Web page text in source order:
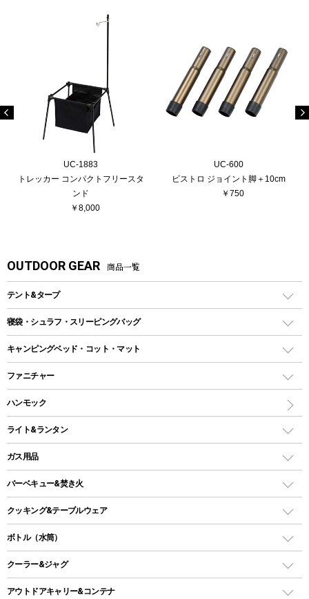
UC-1883
トレッカー コンパクトフリースタ
ンド
￥8,000
UC-600
ビストロ ジョイント脚＋10cm
￥750
OUTDOOR GEAR 商品一覧
テント&タープ
テント
ツールームテント
ワンポールテント
シェルターテント
ロッジ型・オリジナルテント
タープ
スクエアタープ（レクタタープ）
メッシュタープ
自立式タープ
寝袋・シュラフ・スリーピングバッグ
レクタングラー型（封筒型）シュラフ
インナーシュラフ
キャンピングベッド・コット・マット
キャンピングベッド・コット
インフレータブルマット
ファニチャー
アウトドアテーブル
レジャーシート
ハンモック
ライト&ランタン
LEDランタン
ガスランタン
オイルランタン
LEDライト
ヘッドライト
キャンドル
ガス用品
ガスバーナー
ガス缶
ガストーチ、ライター
バーベキュー&焚き火
バーベキューコンロ、グリル
焚き火台タイプ（ロースタイル）グリル
卓上タイプグリル
パーティータイプグリル
クッキング&テーブルウェア
ダッチオーブン
ホットサンドメーカー
ボトル（水筒）
ステンレスボトル
クーラー&ジャグ
クーラーボックス
アウトドアキャリー&コンテナ